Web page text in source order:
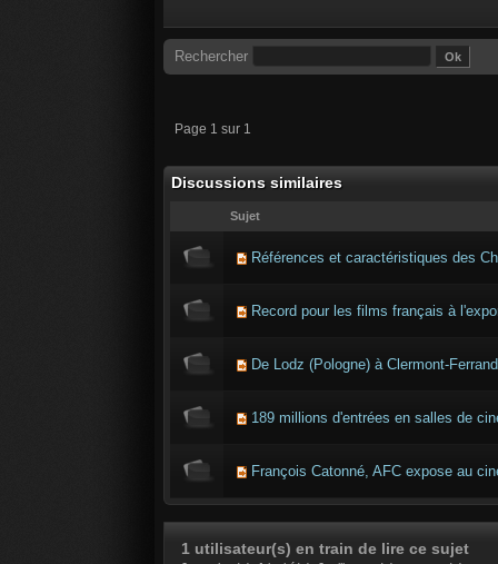
Rechercher
Page 1 sur 1
Discussions similaires
Sujet
Références et caractéristiques des
Record pour les films français à
De Lodz (Pologne) à Clermont-
189 millions d'entrées en salles de
François Catonné, AFC expose au
1 utilisateur(s) en train de lire ce sujet